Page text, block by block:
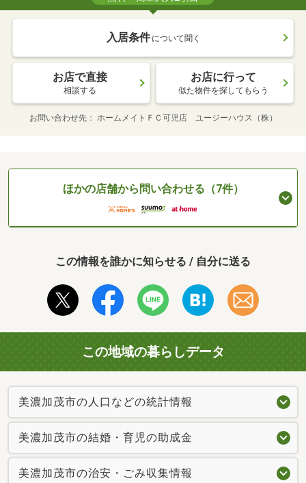
入居条件 について聞く
お店で直接
相談する
お店に行って
似た物件を探してもらう
お問い合わせ先 ホームメイトＦＣ可児店 ユージーハウス（株）
ほかの店舗から問い合わせる（7件）
この情報を誰かに知らせる / 自分に送る
この地域の暮らしデータ
美濃加茂市の人口などの統計情報
美濃加茂市の結婚・育児の助成金
美濃加茂市の治安・ごみ収集情報